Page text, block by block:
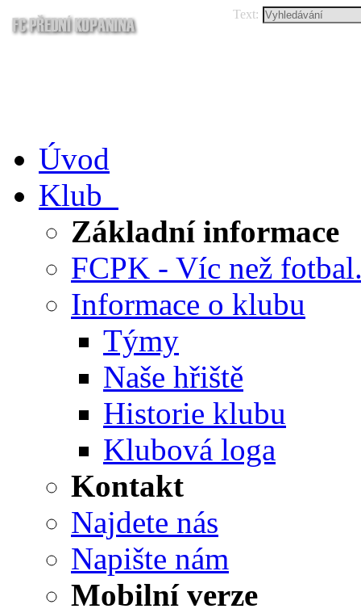
Text:
Úvod
Klub
Základní informace
FCPK - Víc než
Informace o klubu
Týmy
Naše hřiště
Historie klubu
Klubová loga
Kontakt
Najdete nás
Napište nám
Mobilní verze